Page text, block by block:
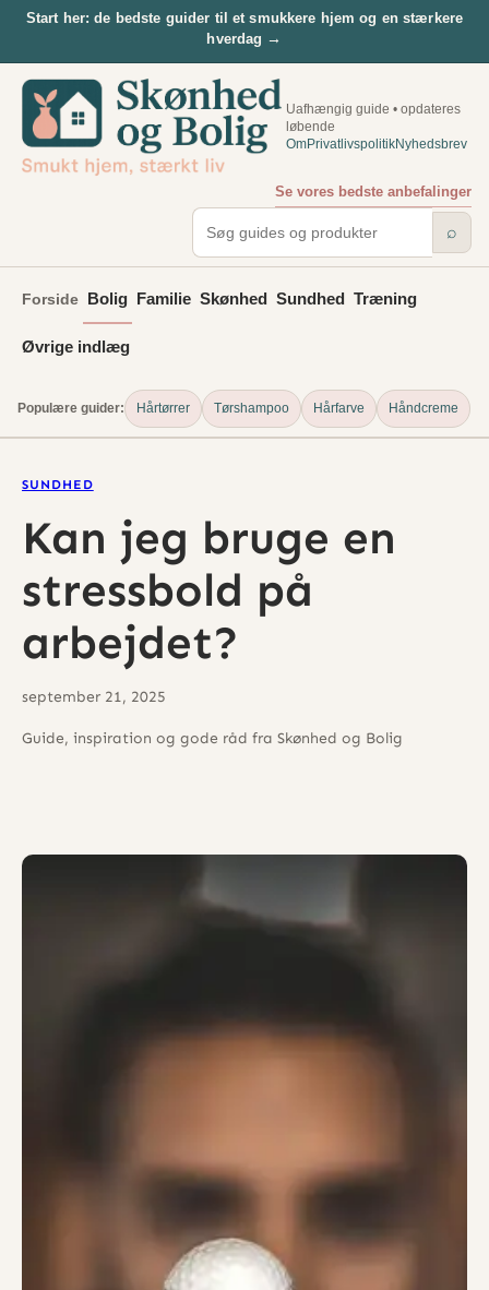
Spring
indhold
Start her: de bedste guider til et smukkere hjem og en stærkere
hverdag →
Uafhængig guide • opdateres
løbende
OmPrivatlivspolitikNyhedsbrev
Se vores bedste anbefalinger
⌕
Forside Bolig Familie Skønhed Sundhed Træning
Øvrige indlæg
Populære guider: Hårtørrer Tørshampoo Hårfarve Håndcreme
SUNDHED
Kan jeg bruge en
stressbold på
arbejdet?
september 21, 2025
Guide, inspiration og gode råd fra Skønhed og Bolig